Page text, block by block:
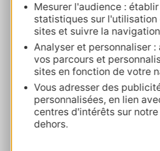
Mesurer l'audience :
statistiques sur l'utilisation
sites et suivre la
Analyser et personnaliser :
vos parcours et
sites en fonction de votre
Vous adresser des
personnalisées, en lien
centres d'intérêts sur
dehors.
Les trois
de la
Florence,
Isabelle :
Avoir confiance: la
les directions et entre les